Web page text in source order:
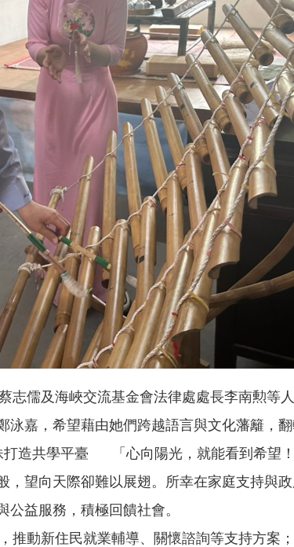
儒及海峽交流基金會法律處處長李南勲等
嘉，希望藉由她們跨越語言與文化藩籬，
造共學平臺 「心向陽光，就能看到希望
望向天際卻難以展翅。所幸在家庭支持與
益服務，積極回饋社會。
動新住民就業輔導、關懷諮詢等支持方案